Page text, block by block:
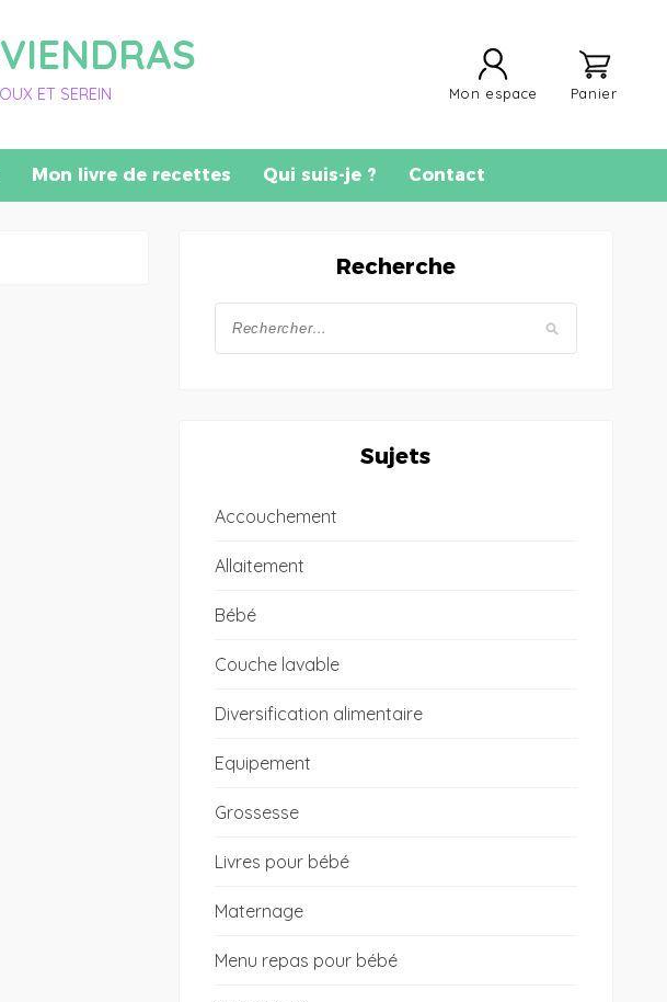
ET SEREIN
Mon livre de recettes Qui suis-je ? Contact
Mon espace Panier
Recherche
Sujets
Accouchement
Allaitement
Bébé
Couche lavable
Diversification alimentaire
Equipement
Grossesse
Livres pour bébé
Maternage
Menu repas pour bébé